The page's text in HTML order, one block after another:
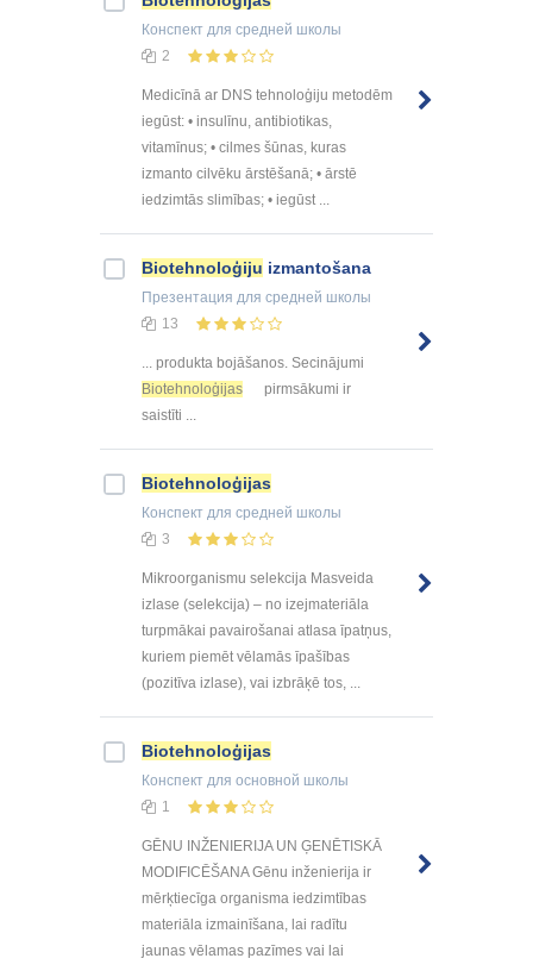
Конспект для средней школы
2
Medicīnā ar DNS tehnoloģiju metodēm
iegūst: • insulīnu, antibiotikas,
vitamīnus; • cilmes šūnas, kuras
izmanto cilvēku ārstēšanā; • ārstē
iedzimtās slimības; • iegūst ...
Biotehnoloģiju izmantošana
Презентация для средней школы
13
... produkta bojāšanos. Secinājumi
Biotehnoloģijas
pirmsākumi ir
saistīti ...
Biotehnoloģijas
Конспект для средней школы
3
Mikroorganismu selekcija Masveida
izlase (selekcija) – no izejmateriāla
turpmākai pavairošanai atlasa īpatņus,
kuriem piemēt vēlamās īpašības
(pozitīva izlase), vai izbrāķē tos, ...
Biotehnoloģijas
Конспект для основной школы
1
GĒNU INŽENIERIJA UN ĢENĒTISKĀ
MODIFICĒŠANA Gēnu inženierija ir
mērķtiecīga organisma iedzimtības
materiāla izmainīšana, lai radītu
jaunas vēlamas pazīmes vai lai